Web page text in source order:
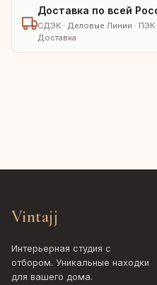
Доставка по всей
СДЭК · Деловые Линии · ПЭК
Доставка
Vintajj
Интерьерная студия с
отбором. Уникальные находки
для вашего дома.